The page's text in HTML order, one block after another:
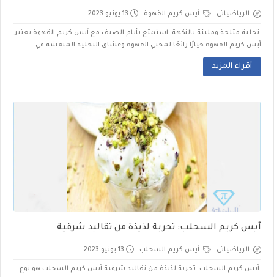
الرياضياتى آيس كريم القهوة 13 يونيو 2023
تحلية مثلجة ومليئة بالنكهة: استمتع بأيام الصيف مع آيس كريم القهوة يعتبر
آيس كريم القهوة خيارًا رائعًا لمحبي القهوة وعشاق التحلية المنعشة في...
أقراء المزيد
آيس كريم السحلب: تجربة لذيذة من تقاليد شرقية
الرياضياتى آيس كريم السحلب 13 يونيو 2023
آيس كريم السحلب: تجربة لذيذة من تقاليد شرقية آيس كريم السحلب هو نوع